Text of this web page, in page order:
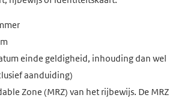
einde geldigheid, inhouding dan wel
aanduiding)
Zone (MRZ) van het rijbewijs. De MRZ